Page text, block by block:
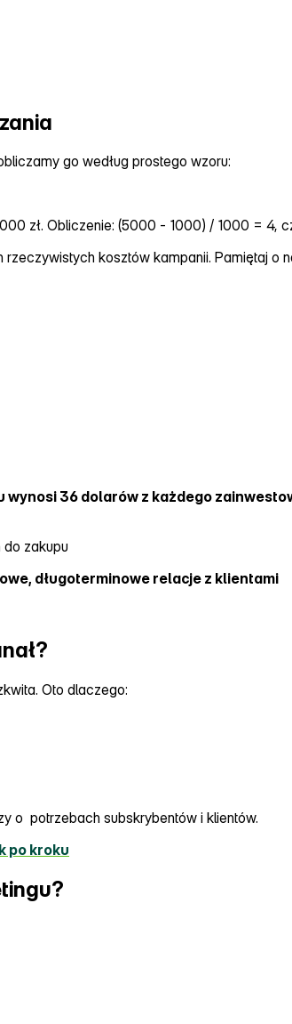
go według prostego wzoru:
zł. Obliczenie: (5000 ‑ 1000) / 1000 = 4,
kosztów kampanii. Pamiętaj o
wynosi 36 dolarów z każdego
zakupu
długoterminowe relacje z klientami
Oto dlaczego:
o potrzebach subskrybentów i klientów.
po kroku